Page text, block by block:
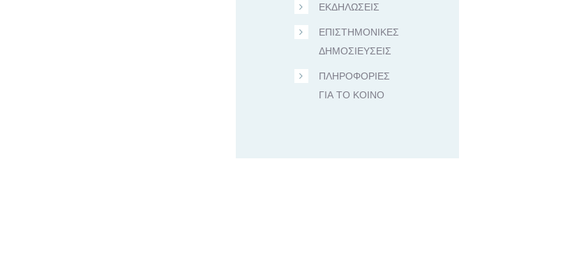
ΕΚΔΗΛΩΣΕΙΣ
ΕΠΙΣΤΗΜΟΝΙΚΕΣ
ΔΗΜΟΣΙΕΥΣΕΙΣ
ΠΛΗΡΟΦΟΡΙΕΣ
ΓΙΑ ΤΟ ΚΟΙΝΟ